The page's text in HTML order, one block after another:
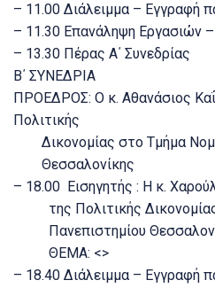
– 11.00 Διάλειμμα – Εγγραφή
– 11.30 Επανάληψη Εργασιών
– 13.30 Πέρας Α΄ Συνεδρίας
Β΄ ΣΥΝΕΔΡΙΑ
ΠΡΟΕΔΡΟΣ: Ο κ. Αθανάσιος
Πολιτικής
Δικονομίας στο Τμήμα
Θεσσαλονίκης
– 18.00 Εισηγητής : Η κ.
της Πολιτικής
Πανεπιστημίου
ΘΕΜΑ: <>
– 18.40 Διάλειμμα – Εγγραφή